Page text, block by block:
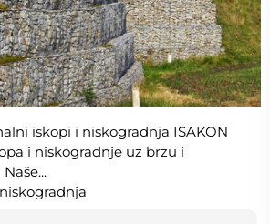
iskopi i niskogradnja ISAKON
i niskogradnje uz brzu i